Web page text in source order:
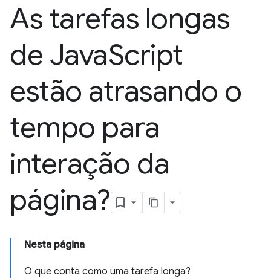
As tarefas longas
de JavaScript
estão atrasando o
tempo para
interação da
página?
Nesta página
O que conta como uma tarefa longa?